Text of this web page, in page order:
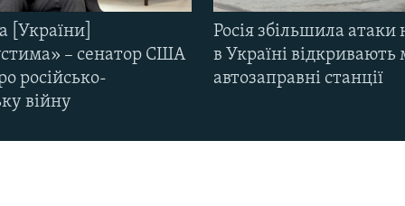
[України]
– сенатор США
російсько-
війну
Росія збільшила атаки
в Україні відкривають
автозаправні станції